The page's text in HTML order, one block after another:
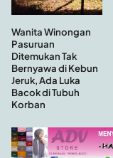
Wanita Winongan
Pasuruan
Ditemukan Tak
Bernyawa di Kebun
Jeruk, Ada Luka
Bacok di Tubuh
Korban